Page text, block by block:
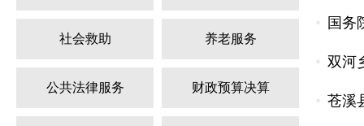
社会救助 养老服务
公共法律服务 财政预算决算
国务
双河
苍溪